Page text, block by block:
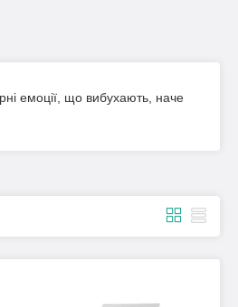
емоції, що вибухають, наче